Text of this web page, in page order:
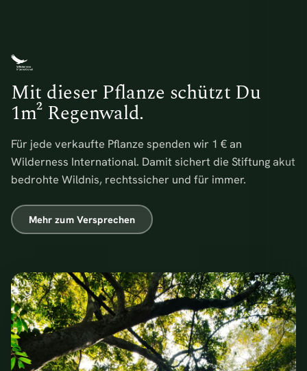
Mit dieser Pflanze schützt Du
1m² Regenwald.
Für jede verkaufte Pflanze spenden wir 1 € an
Wilderness International. Damit sichert die Stiftung akut
bedrohte Wildnis, rechtssicher und für immer.
Mehr zum Versprechen